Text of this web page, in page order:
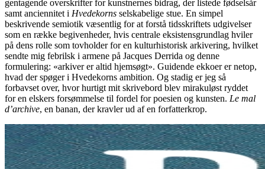
gentagende overskrifter for kunstnernes bidrag, der listede fødselsår
samt anciennitet i Hvedekorns selskabelige stue. En simpel
beskrivende semiotik væsentlig for at forstå tidsskriftets udgivelser
som en række begivenheder, hvis centrale eksistensgrundlag hviler
på dens rolle som tovholder for en kulturhistorisk arkivering, hvilket
sendte mig febrilsk i armene på Jacques Derrida og denne
formulering: «arkiver er altid hjemsøgt». Guidende ekkoer er netop,
hvad der spøger i Hvedekorns ambition. Og stadig er jeg så
forbavset over, hvor hurtigt mit skrivebord blev mirakuløst ryddet
for en elskers forsømmelse til fordel for poesien og kunsten. Le mal
d’archive, en banan, der kravler ud af en forfatterkrop.